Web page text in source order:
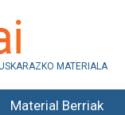
MATERIALA
Material Berriak